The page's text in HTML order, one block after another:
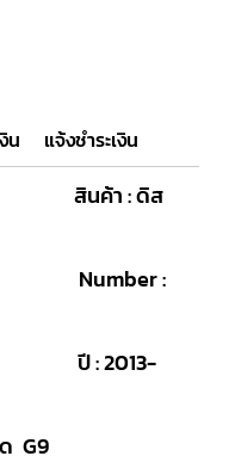
น แจ้งชำระเงิน
ค้า : ดิส
:
า ปี : 2013-
G9